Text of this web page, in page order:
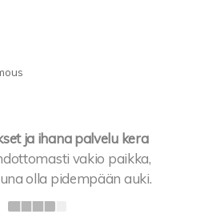
ja ihana palvelu kera
vakio paikka,
olla pidempään auki.